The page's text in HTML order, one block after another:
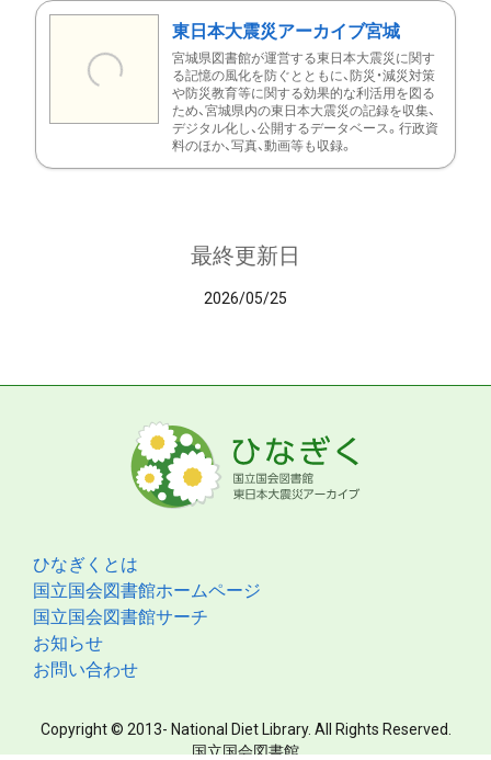
東日本大震災アーカイブ宮城
宮城県図書館が運営する東日本大震災に関す
る記憶の風化を防ぐとともに、防災・減災対策
や防災教育等に関する効果的な利活用を図る
ため、宮城県内の東日本大震災の記録を収集、
デジタル化し、公開するデータベース。行政資
料のほか、写真、動画等も収録。
最終更新日
2026/05/25
ひなぎくとは
国立国会図書館ホームページ
国立国会図書館サーチ
お知らせ
お問い合わせ
Copyright © 2013- National Diet Library. All Rights Reserved.